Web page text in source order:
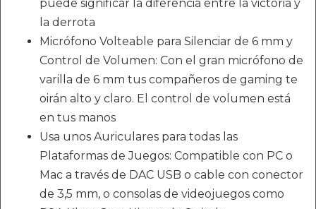
puede significar la diferencia entre la victoria y
la derrota
Micrófono Volteable para Silenciar de 6 mm y
Control de Volumen: Con el gran micrófono de
varilla de 6 mm tus compañeros de gaming te
oirán alto y claro. El control de volumen está
en tus manos
Usa unos Auriculares para todas las
Plataformas de Juegos: Compatible con PC o
Mac a través de DAC USB o cable con conector
de 3,5 mm, o consolas de videojuegos como